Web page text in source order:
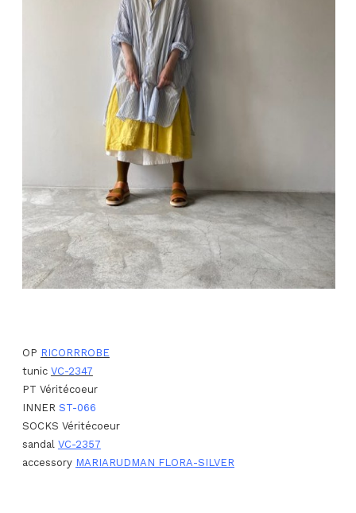
OP RICORRROBE
tunic VC-2347
PT Véritécoeur
INNER ST-066
SOCKS Véritécoeur
sandal VC-2357
accessory MARIARUDMAN FLORA-SILVER